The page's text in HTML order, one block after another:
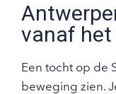
vanaf
Een tocht op de
beweging zien.